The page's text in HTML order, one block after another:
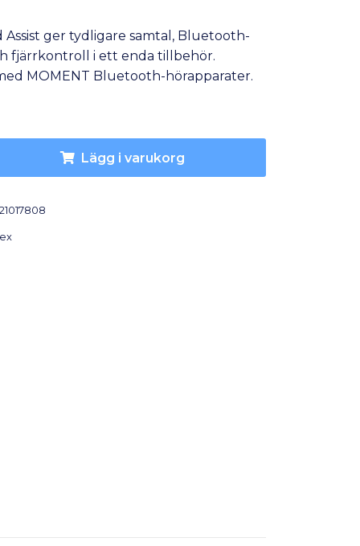
Assist ger tydligare samtal, Bluetooth-
fjärrkontroll i ett enda tillbehör.
MOMENT Bluetooth-hörapparater.
Lägg i varukorg